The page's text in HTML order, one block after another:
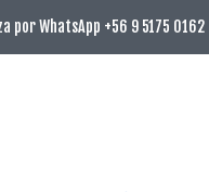
por WhatsApp +56 9 5175 0162